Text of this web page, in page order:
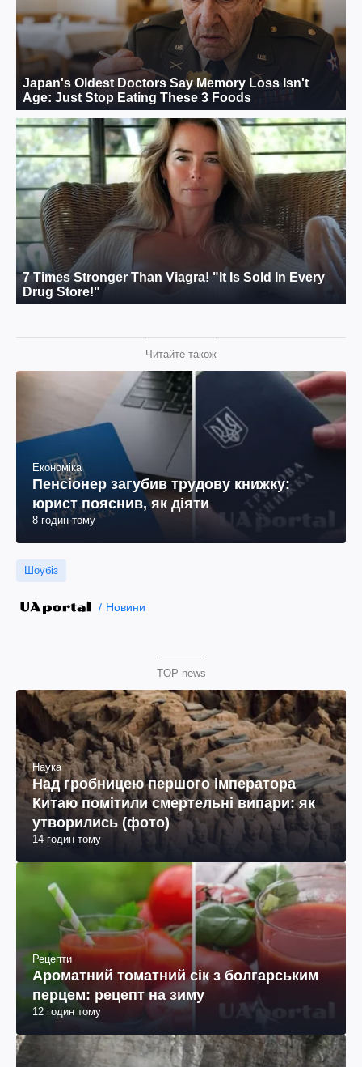
Читайте також
Економіка
Пенсіонер загубив трудову книжку:
юрист пояснив, як діяти
8 годин тому
Шоубіз
Новини
TOP news
Наука
Над гробницею першого імператора
Китаю помітили смертельні випари: як
утворились (фото)
14 годин тому
Рецепти
Ароматний томатний сік з болгарським
перцем: рецепт на зиму
12 годин тому